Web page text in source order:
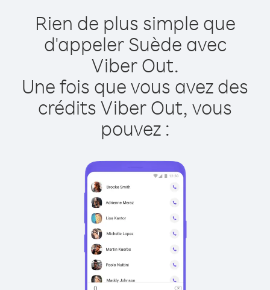
Rien de plus simple que
d'appeler Suède avec
Viber Out.
Une fois que vous avez des
crédits Viber Out, vous
pouvez :